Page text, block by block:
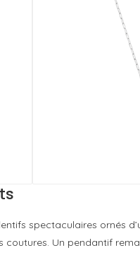
spectaculaires ornés
Un pendantif